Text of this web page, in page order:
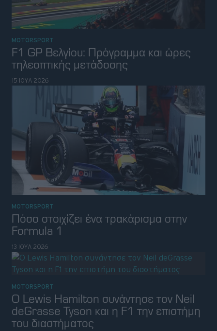
MOTORSPORT
F1 GP Βελγίου: Πρόγραμμα και ώρες
τηλεοπτικής μετάδοσης
15 ΙΟΥΛ 2026
MOTORSPORT
Πόσο στοιχίζει ένα τρακάρισμα στην
Formula 1
13 ΙΟΥΛ 2026
MOTORSPORT
O Lewis Hamilton συνάντησε τον Neil
deGrasse Tyson και η F1 την επιστήμη
του διαστήματος